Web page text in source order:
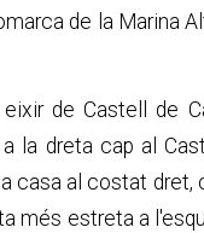
de la Marina
de Castell de
la dreta cap al
casa al costat dret,
més estreta a